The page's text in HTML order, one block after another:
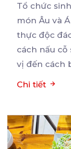
Tổ chức
món Âu và
thực độc
cách nấu
vị đến cách
Chi tiết